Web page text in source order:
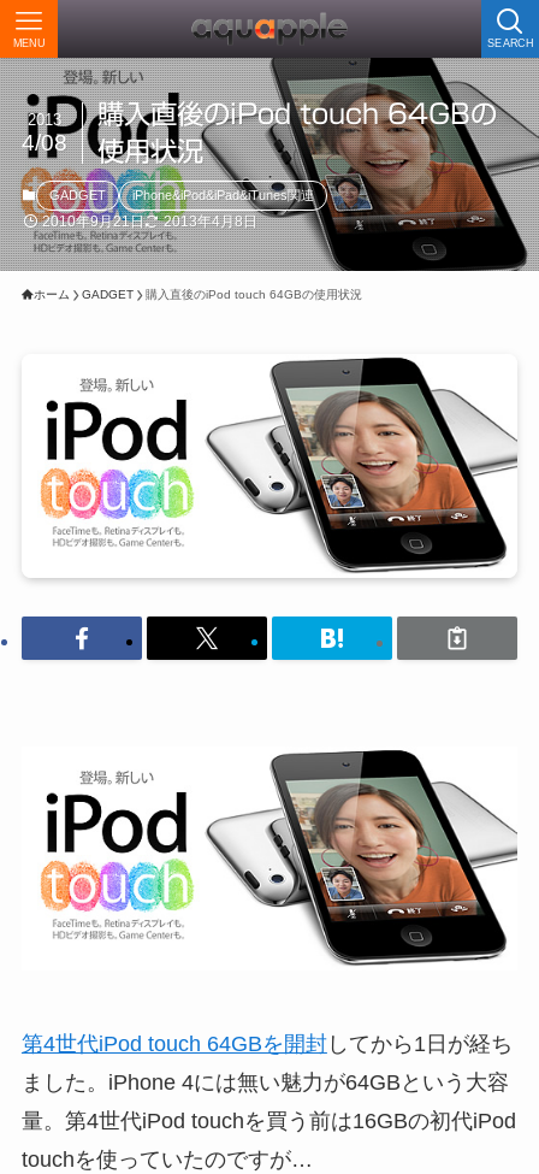
SEARCH
MENU
購入直後のiPod touch 64GBの
使用状況
2013
4/08
GADGET iPhone&iPod&iPad&iTunes関連
2010年9月21日 2013年4月8日
ホーム GADGET 購入直後のiPod touch 64GBの使用状況
第4世代iPod touch 64GBを開封してから1日が経ち
ました。iPhone 4には無い魅力が64GBという大容
量。第4世代iPod touchを買う前は16GBの初代iPod
touchを使っていたのですが…